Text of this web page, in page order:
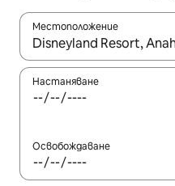
Местоположение
Когато резултатите се
Настаняване
Освобождаване